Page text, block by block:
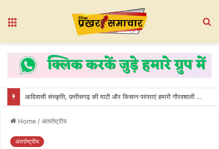
भाजपा प्रदेश उपाध्यक्ष रंजना साहू ने रुद्रेश्वर महादेव मंदिर में किया जलाभिषेक, धमतरी की खुशहाली की कामना
Home /अंतर्राष्ट्रीय
अंतर्राष्ट्रीय